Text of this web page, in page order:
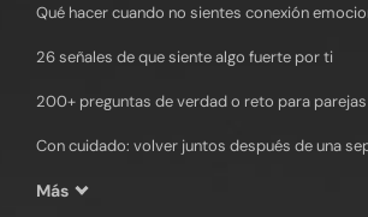
Qué hacer cuando no sientes conexión
26 señales de que siente algo fuerte por ti
200+ preguntas de verdad o reto para parejas
Con cuidado: volver juntos después de una
Más